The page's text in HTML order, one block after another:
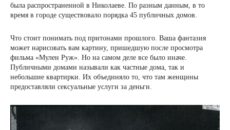
была распространенной в Николаеве. По разным данным, в то
время в городе существовало порядка 45 публичных домов.
Что стоит понимать под притонами прошлого. Ваша фантазия
может нарисовать вам картину, пришедшую после просмотра
фильма «Мулен Руж». Но на самом деле все было иначе.
Публичными домами называли как частные дома, так и
небольшие квартирки. Их объединяло то, что там женщины
предоставляли сексуальные услуги за деньги.